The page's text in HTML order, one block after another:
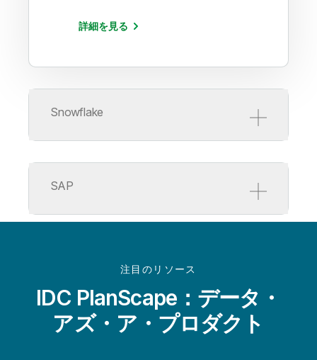
詳細を見る
Snowflake
Snowflake のネイティブプッシュダ
Qlik Sense の分析アプリは、
Snowflake のデータ製品から容易に
起動できます。
詳細を見る
SAP
で、SAP などのシステムからのデー
サイトを獲得できます。SAP のデー
タを Quote-to-Cash や在庫などのユ
ースケース向けのデータ製品に変換
できます。意思決定を促進する高品
注目のリソース
IDC PlanScape：データ・
アズ・ア・プロダクト